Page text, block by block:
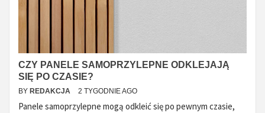
CZY PANELE SAMOPRZYLEPNE ODKLEJAJĄ
SIĘ PO CZASIE?
BY REDAKCJA 2 TYGODNIE AGO
Panele samoprzylepne mogą odkleić się po pewnym czasie,